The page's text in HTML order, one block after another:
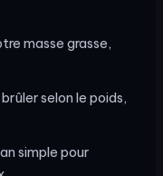
masse grasse,
selon le poids,
simple pour